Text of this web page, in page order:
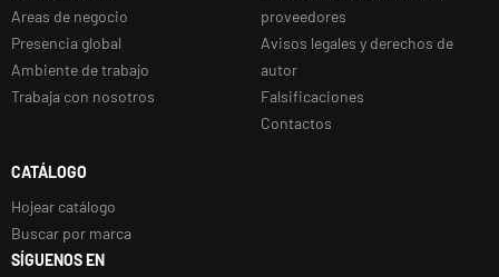
Areas de negocio
Presencia global
Ambiente de trabajo
Trabaja con nosotros
proveedores
Avisos legales y derechos de
autor
Falsificaciones
Contactos
CATÁLOGO
Hojear catálogo
Buscar por marca
SÍGUENOS EN